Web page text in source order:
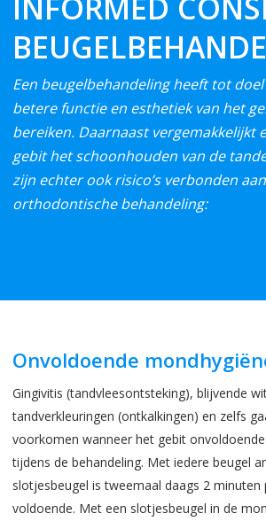
Een beugelbehandeling heeft tot doel
betere functie en esthetiek van het
bereiken. Daarnaast vergemakkelijkt
gebit het schoonhouden van de
zijn echter ook risico’s verbonden
orthodontische behandeling:
Onvoldoende
Gingivitis (tandvleesontsteking), blijvende
tandverkleuringen (ontkalkingen) en zelfs
voorkomen wanneer het gebit
tijdens de behandeling. Met iedere beugel
slotjesbeugel is tweemaal daags 2 minuten
voldoende. Met een slotjesbeugel in de